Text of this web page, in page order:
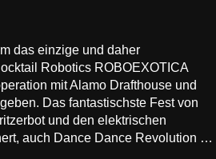
das einzige und daher
Robotics ROBOEXOTICA
mit Alamo Drafthouse und
Das fantastischste Fest von
und den elektrischen
auch Dance Dance Revolution …